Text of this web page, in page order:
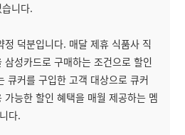
니다.
덕분입니다. 매달 제휴 식품사 직
성카드로 구매하는 조건으로 할인
큐커를 구입한 고객 대상으로 큐커
가능한 할인 혜택을 매월 제공하는 멤
다.